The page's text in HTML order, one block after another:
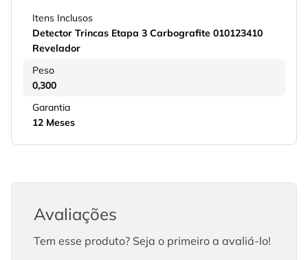
Itens Inclusos
Detector Trincas Etapa 3 Carbografite 010123410
Revelador
Peso
0,300
Garantia
12 Meses
Avaliações
Tem esse produto? Seja o primeiro a avaliá-lo!